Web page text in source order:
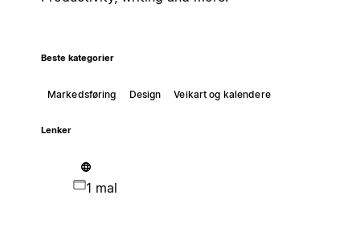
Beste kategorier
Markedsføring Design Veikart og kalendere
Lenker
1 mal